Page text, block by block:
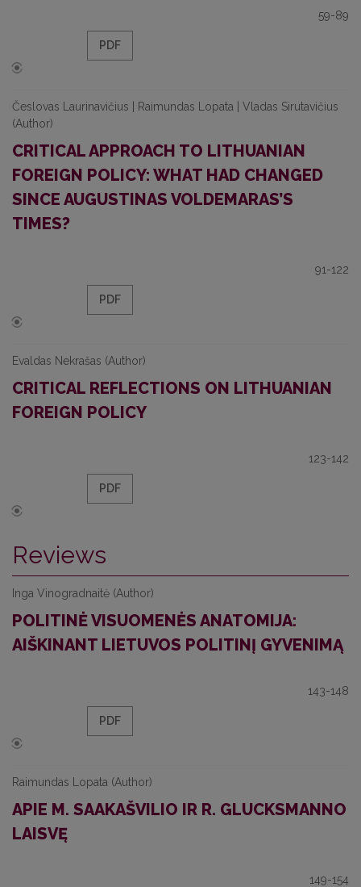
59-89
PDF
Česlovas Laurinavičius | Raimundas Lopata | Vladas Sirutavičius
(Author)
CRITICAL APPROACH TO LITHUANIAN
FOREIGN POLICY: WHAT HAD CHANGED
SINCE AUGUSTINAS VOLDEMARAS’S
TIMES?
91-122
PDF
Evaldas Nekrašas (Author)
CRITICAL REFLECTIONS ON LITHUANIAN
FOREIGN POLICY
123-142
PDF
Reviews
Inga Vinogradnaitė (Author)
POLITINĖ VISUOMENĖS ANATOMIJA:
AIŠKINANT LIETUVOS POLITINĮ GYVENIMĄ
143-148
PDF
Raimundas Lopata (Author)
APIE M. SAAKAŠVILIO IR R. GLUCKSMANNO
LAISVĘ
149-154